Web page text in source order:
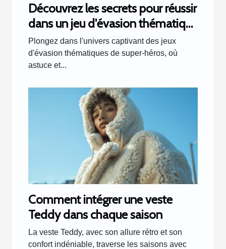
Découvrez les secrets pour réussir
dans un jeu d'évasion thématique
de super-héros
Plongez dans l'univers captivant des jeux
d'évasion thématiques de super-héros, où
astuce et...
Comment intégrer une veste
Teddy dans chaque saison
La veste Teddy, avec son allure rétro et son
confort indéniable, traverse les saisons avec